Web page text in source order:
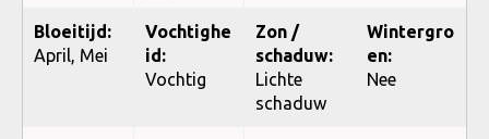
Bloeitijd:
April, Mei
Vochtighe
id:
Vochtig
Zon /
schaduw:
Lichte
schaduw
Wintergro
en:
Nee